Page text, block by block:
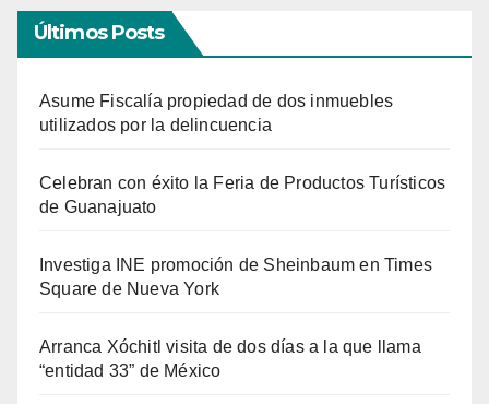
Últimos Posts
Asume Fiscalía propiedad de dos inmuebles
utilizados por la delincuencia
Celebran con éxito la Feria de Productos Turísticos
de Guanajuato
Investiga INE promoción de Sheinbaum en Times
Square de Nueva York
Arranca Xóchitl visita de dos días a la que llama
“entidad 33” de México